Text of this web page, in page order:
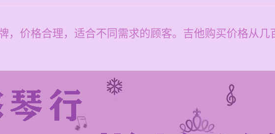
，价格合理，适合不同需求的顾客。吉他购买价格从几